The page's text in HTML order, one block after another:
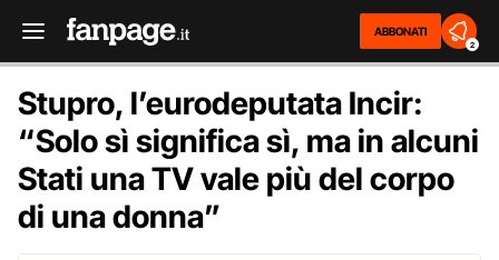
ABBONATI
2
Stupro, l’eurodeputata Incir:
“Solo sì significa sì, ma in alcuni
Stati una TV vale più del corpo
di una donna”